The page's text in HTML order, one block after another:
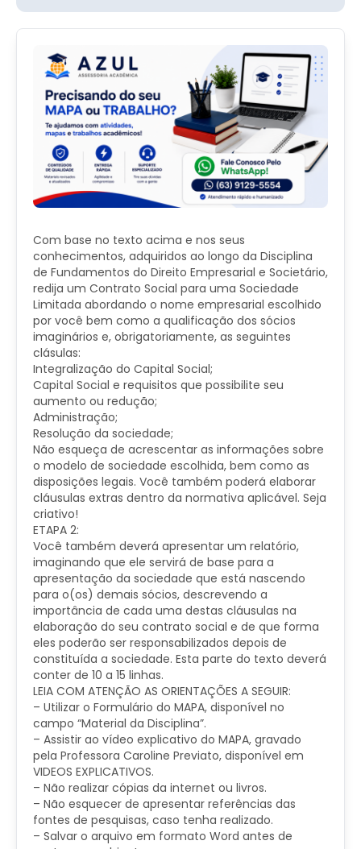
Com base no texto acima e nos seus
conhecimentos, adquiridos ao longo da Disciplina
de Fundamentos do Direito Empresarial e Societário,
redija um Contrato Social para uma Sociedade
Limitada abordando o nome empresarial escolhido
por você bem como a qualificação dos sócios
imaginários e, obrigatoriamente, as seguintes
clásulas:
Integralização do Capital Social;
Capital Social e requisitos que possibilite seu
aumento ou redução;
Administração;
Resolução da sociedade;
Não esqueça de acrescentar as informações sobre
o modelo de sociedade escolhida, bem como as
disposições legais. Você também poderá elaborar
cláusulas extras dentro da normativa aplicável. Seja
criativo!
ETAPA 2:
Você também deverá apresentar um relatório,
imaginando que ele servirá de base para a
apresentação da sociedade que está nascendo
para o(os) demais sócios, descrevendo a
importância de cada uma destas cláusulas na
elaboração do seu contrato social e de que forma
eles poderão ser responsabilizados depois de
constituída a sociedade. Esta parte do texto deverá
conter de 10 a 15 linhas.
LEIA COM ATENÇÃO AS ORIENTAÇÕES A SEGUIR:
– Utilizar o Formulário do MAPA, disponível no
campo “Material da Disciplina”.
– Assistir ao vídeo explicativo do MAPA, gravado
pela Professora Caroline Previato, disponível em
VIDEOS EXPLICATIVOS.
– Não realizar cópias da internet ou livros.
– Não esquecer de apresentar referências das
fontes de pesquisas, caso tenha realizado.
– Salvar o arquivo em formato Word antes de